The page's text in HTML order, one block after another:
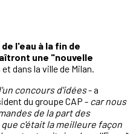
l'eau à la fin de
une "nouvelle
dans la ville de Milan.
concours d'idées- a
du groupe CAP - car nous
de la part des
c'était la meilleure façon